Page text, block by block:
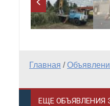
Главная /
ЕЩЕ ОБЪЯВЛЕНИЯ